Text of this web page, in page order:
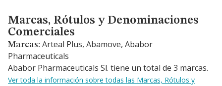
Marcas, Rótulos y Denominaciones Comerciales
Marcas, Rótulos y Denominaciones
Comerciales
Marcas: Arteal Plus, Abamove, Ababor
Pharmaceuticals
Ababor Pharmaceuticals Sl. tiene un total de 3 marcas.
Ver toda la información sobre todas las Marcas, Rótulos y